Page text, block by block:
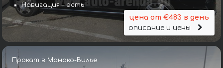
Навигация – есть
цена от €483 в день
описание и цены
Прокат в Монако-Вилье